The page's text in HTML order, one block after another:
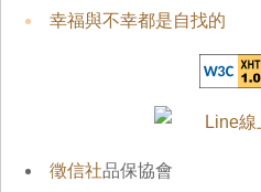
幸福與不幸都是自找的
徵信社品保協會